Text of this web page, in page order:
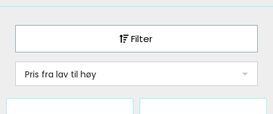
Filter
Pris fra lav til høy